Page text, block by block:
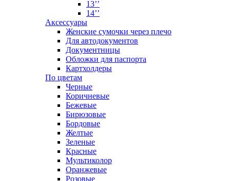
13’’
14’’
Аксессуары
Женские сумочки через плечо
Для автодокументов
Документницы
Обложки для паспорта
Картхолдеры
По цветам
Черные
Коричневые
Бежевые
Бирюзовые
Бордовые
Желтые
Зеленые
Красные
Мультиколор
Оранжевые
Розовые